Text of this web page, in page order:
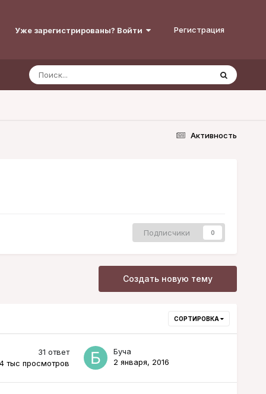
Уже зарегистрированы? Войти Регистрация
Активность
Подписчики 0
Создать новую тему
СОРТИРОВКА
31 ответ
тыс просмотров
Буча
2 января, 2016